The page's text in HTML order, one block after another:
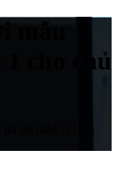
mẫu
1 cho chủ